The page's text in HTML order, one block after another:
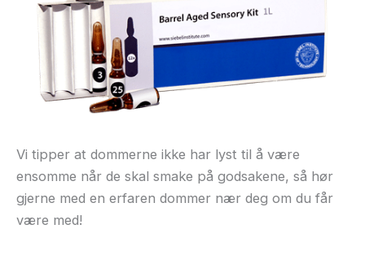
Vi tipper at dommerne ikke har lyst til å være
ensomme når de skal smake på godsakene, så hør
gjerne med en erfaren dommer nær deg om du får
være med!